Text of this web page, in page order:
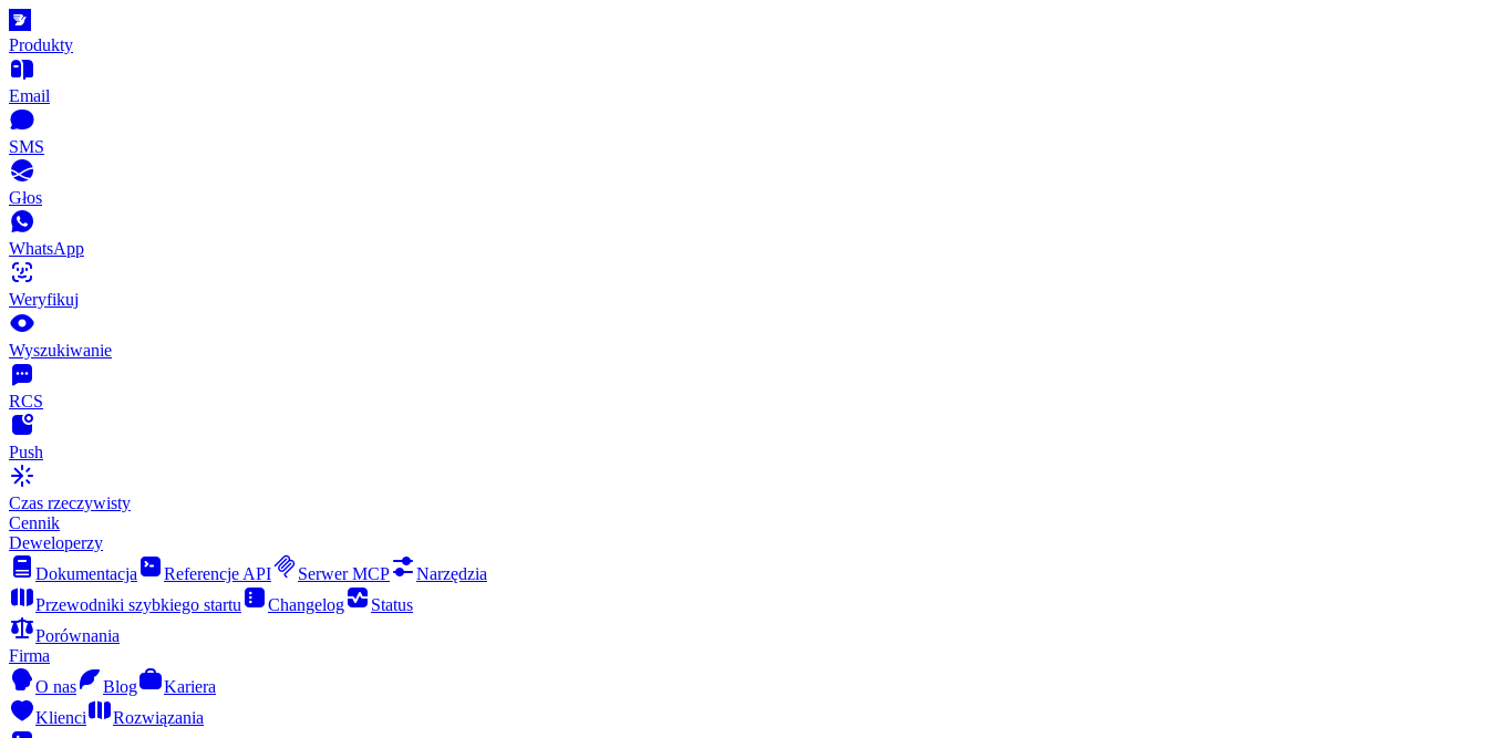
Produkty
Email
SMS
Głos
WhatsApp
Weryfikuj
Wyszukiwanie
RCS
Push
Czas rzeczywisty
Cennik
Deweloperzy
Dokumentacja
Referencje API Serwer MCP
Narzędzia
Przewodniki szybkiego startu
Changelog
Status
Porównania
Firma
O nas
Blog
Kariera
Klienci
Rozwiązania